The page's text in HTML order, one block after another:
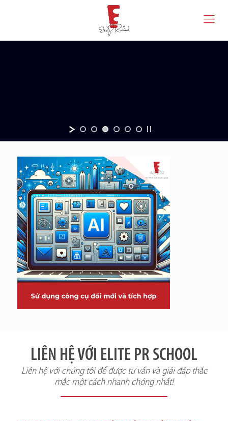
LIÊN HỆ VỚI ELITE PR SCHOOL
Liên hệ với chúng tôi để được tư vấn và giải đáp thắc
mắc một cách nhanh chóng nhất!